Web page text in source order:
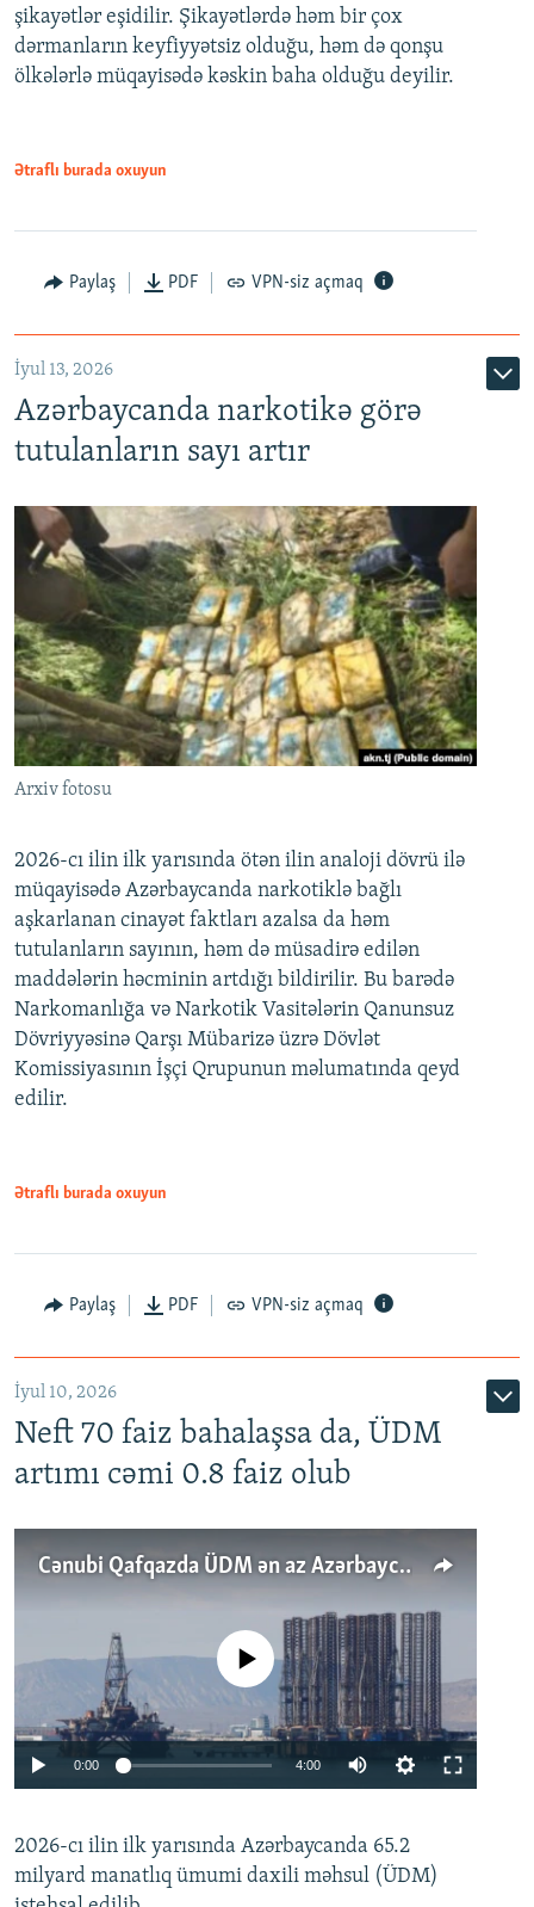
şikayətlər eşidilir. Şikayətlərdə həm bir çox
dərmanların keyfiyyətsiz olduğu, həm də qonşu
ölkələrlə müqayisədə kəskin baha olduğu deyilir.
Ətraflı burada oxuyun
Paylaş PDF VPN-siz açmaq
İyul 13, 2026
Azərbaycanda narkotikə görə
tutulanların sayı artır
Arxiv fotosu
2026-cı ilin ilk yarısında ötən ilin analoji dövrü ilə
müqayisədə Azərbaycanda narkotiklə bağlı
aşkarlanan cinayət faktları azalsa da həm
tutulanların sayının, həm də müsadirə edilən
maddələrin həcminin artdığı bildirilir. Bu barədə
Narkomanlığa və Narkotik Vasitələrin Qanunsuz
Dövriyyəsinə Qarşı Mübarizə üzrə Dövlət
Komissiyasının İşçi Qrupunun məlumatında qeyd
edilir.
Ətraflı burada oxuyun
Paylaş PDF VPN-siz açmaq
İyul 10, 2026
Neft 70 faiz bahalaşsa da, ÜDM
artımı cəmi 0.8 faiz olub
Cənubi Qafqazda ÜDM ən az Azərbaycanda artır: Qonşuları niyə Bakını qabaqlaya bilir?
Auto 240p 360p 480p
No media source currently available
0:00 4:00
360p
480p
2026-cı ilin ilk yarısında Azərbaycanda 65.2
milyard manatlıq ümumi daxili məhsul (ÜDM)